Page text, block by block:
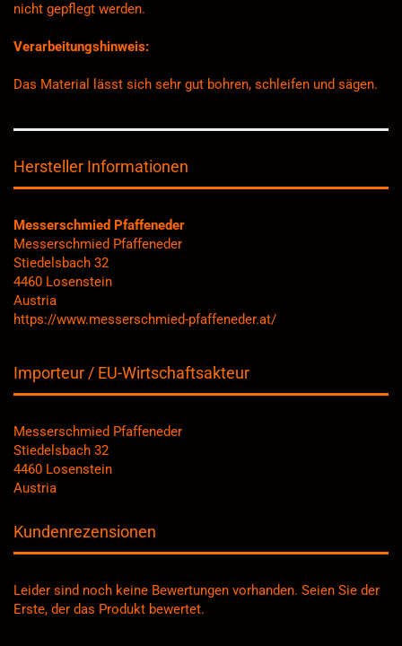
nicht gepflegt werden.
Verarbeitungshinweis:
Das Material lässt sich sehr gut bohren, schleifen und sägen.
Hersteller Informationen
Messerschmied Pfaffeneder
Messerschmied Pfaffeneder
Stiedelsbach 32
4460 Losenstein
Austria
https://www.messerschmied-pfaffeneder.at/
Importeur / EU-Wirtschaftsakteur
Messerschmied Pfaffeneder
Stiedelsbach 32
4460 Losenstein
Austria
Kundenrezensionen
Leider sind noch keine Bewertungen vorhanden. Seien Sie der
Erste, der das Produkt bewertet.